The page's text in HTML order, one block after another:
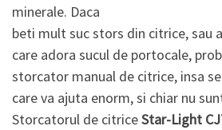
minerale. Daca
beti mult suc stors din citrice, sau
care adora sucul de portocale,
storcator manual de citrice, insa
care va ajuta enorm, si chiar nu
Storcatorul de citriceStar-Light